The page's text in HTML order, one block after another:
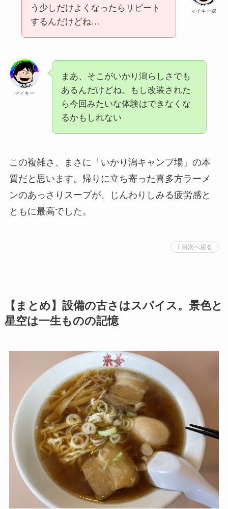
マイキー嫁
う少しだけよくなったらリピート
するんだけどね…
マイキー
まあ、そこがいかり潟らしさでも
あるんだけどね。もし改装された
ら今回みたいな体験はできなくな
るかもしれない
この複雑さ、まさに「いかり潟キャンプ場」の本
質だと思います。帰りに立ち寄った喜多方ラーメ
ンのあっさりスープが、じんわりしみる疲労感と
ともに最高でした。
⇧ 目次へ戻る
【まとめ】設備の古さはスパイス。景色と
星空は一生ものの記憶